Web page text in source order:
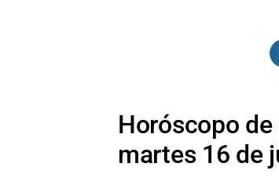
Horóscopo
martes 16 de